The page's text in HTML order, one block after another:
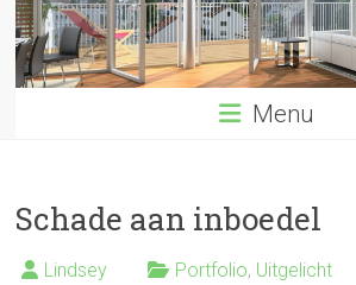
Menu
Schade aan inboedel
Lindsey Portfolio, Uitgelicht